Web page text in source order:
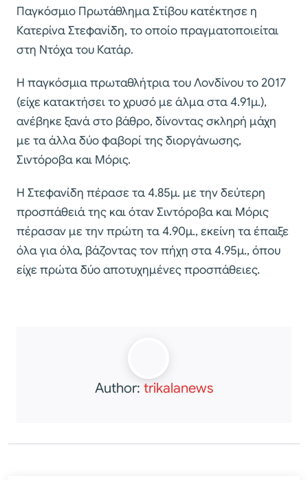
Παγκόσμιο Πρωτάθλημα Στίβου κατέκτησε η
Κατερίνα Στεφανίδη, το οποίο πραγματοποιείται
στη Ντόχα του Κατάρ.
Η παγκόσμια πρωταθλήτρια του Λονδίνου το 2017
(είχε κατακτήσει το χρυσό με άλμα στα 4.91μ.),
ανέβηκε ξανά στο βάθρο, δίνοντας σκληρή μάχη
με τα άλλα δύο φαβορί της διοργάνωσης,
Σιντόροβα και Μόρις.
Η Στεφανίδη πέρασε τα 4.85μ. με την δεύτερη
προσπάθειά της και όταν Σιντόροβα και Μόρις
πέρασαν με την πρώτη τα 4.90μ., εκείνη τα έπαιξε
όλα για όλα, βάζοντας τον πήχη στα 4.95μ., όπου
είχε πρώτα δύο αποτυχημένες προσπάθειες.
Author: trikalanews